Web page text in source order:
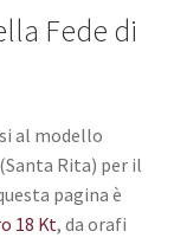
Fede di
al modello
Rita) per il
pagina è
18 Kt, da orafi